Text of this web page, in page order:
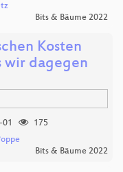
Bits & Bäume 2022
Kosten
wir dagegen
175
Bits & Bäume 2022